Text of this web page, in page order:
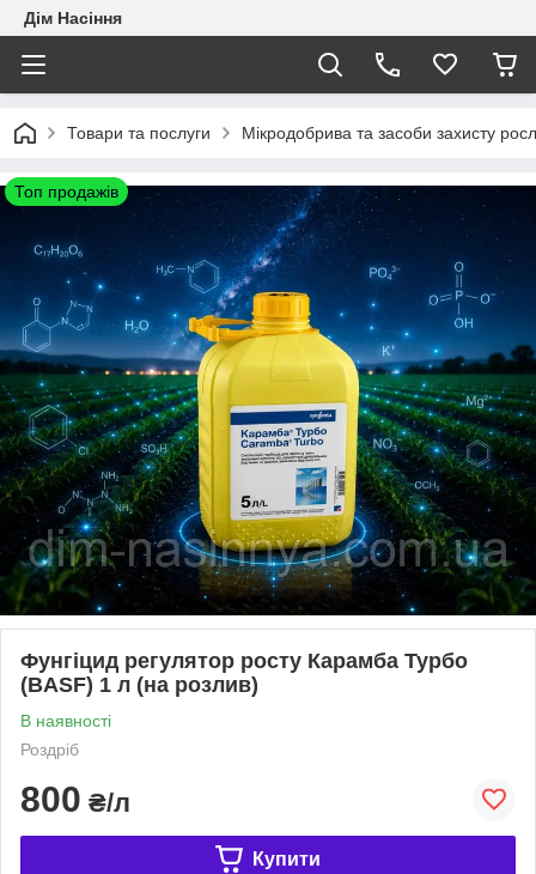
Дім Насіння
Товари та послуги Мікродобрива та засоби захисту
Топ продажів
Фунгіцид регулятор росту Карамба Турбо
(BASF) 1 л (на розлив)
В наявності
Роздріб
800 ₴/л
Купити